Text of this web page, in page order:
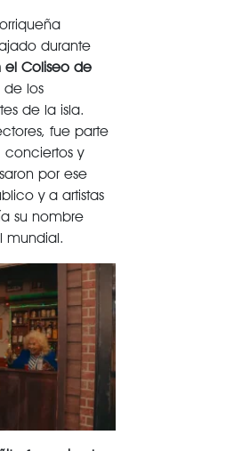
durante
el Coliseo de
de los
de la isla.
fue parte
conciertos y
por ese
y a artistas
su nombre
mundial.